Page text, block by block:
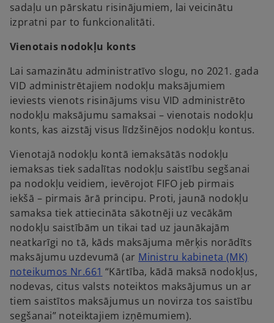
sadaļu un pārskatu risinājumiem, lai veicinātu
izpratni par to funkcionalitāti.
Vienotais nodokļu konts
Lai samazinātu administratīvo slogu, no 2021. gada
VID administrētajiem nodokļu maksājumiem
ieviests vienots risinājums visu VID administrēto
nodokļu maksājumu samaksai – vienotais nodokļu
konts, kas aizstāj visus līdzšinējos nodokļu kontus.
Vienotajā nodokļu kontā iemaksātās nodokļu
iemaksas tiek sadalītas nodokļu saistību segšanai
pa nodokļu veidiem, ievērojot FIFO jeb pirmais
iekšā – pirmais ārā principu. Proti, jaunā nodokļu
samaksa tiek attiecināta sākotnēji uz vecākām
nodokļu saistībām un tikai tad uz jaunākajām
neatkarīgi no tā, kāds maksājuma mērķis norādīts
maksājumu uzdevumā (ar Ministru kabineta (MK)
noteikumos Nr.661 o
p
e
n
“Kārtība, kādā maksā nodokļus,
nodevas, citus valsts noteiktos maksājumus un ar
tiem saistītos maksājumus un novirza tos saistību
segšanai” noteiktajiem izņēmumiem).